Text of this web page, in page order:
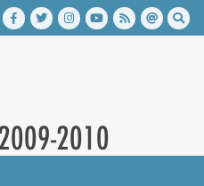
2009-2010